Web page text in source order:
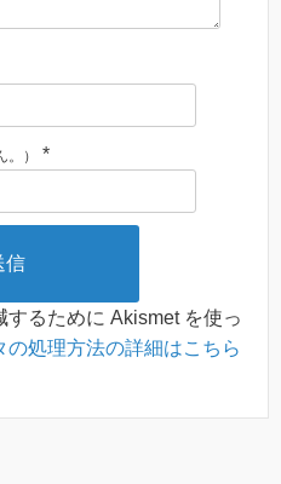
） *
るために Akismet を使っ
の処理方法の詳細はこちら